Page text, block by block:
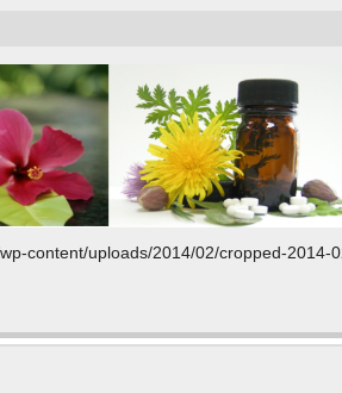
content/uploads/2014/02/cropped-2014-